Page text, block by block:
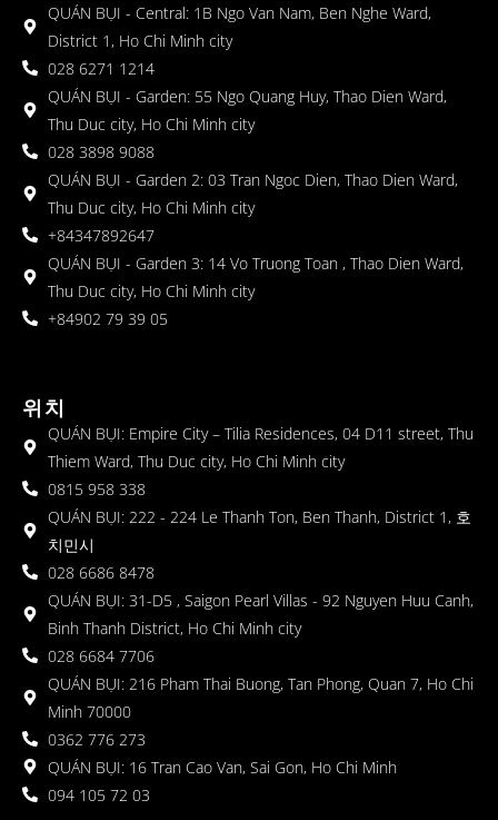
QUÁN BỤI - Central: 1B Ngo Van Nam, Ben Nghe Ward,
District 1, Ho Chi Minh city
028 6271 1214
QUÁN BỤI - Garden: 55 Ngo Quang Huy, Thao Dien Ward,
Thu Duc city, Ho Chi Minh city
028 3898 9088
QUÁN BỤI - Garden 2: 03 Tran Ngoc Dien, Thao Dien Ward,
Thu Duc city, Ho Chi Minh city
+84347892647
QUÁN BỤI - Garden 3: 14 Vo Truong Toan , Thao Dien Ward,
Thu Duc city, Ho Chi Minh city
+84902 79 39 05
위치
QUÁN BỤI: Empire City – Tilia Residences, 04 D11 street, Thu
Thiem Ward, Thu Duc city, Ho Chi Minh city
0815 958 338
QUÁN BỤI: 222 - 224 Le Thanh Ton, Ben Thanh, District 1, 호
치민시
028 6686 8478
QUÁN BỤI: 31-D5 , Saigon Pearl Villas - 92 Nguyen Huu Canh,
Binh Thanh District, Ho Chi Minh city
028 6684 7706
QUÁN BỤI: 216 Pham Thai Buong, Tan Phong, Quan 7, Ho Chi
Minh 70000
0362 776 273
QUÁN BỤI: 16 Tran Cao Van, Sai Gon, Ho Chi Minh
094 105 72 03